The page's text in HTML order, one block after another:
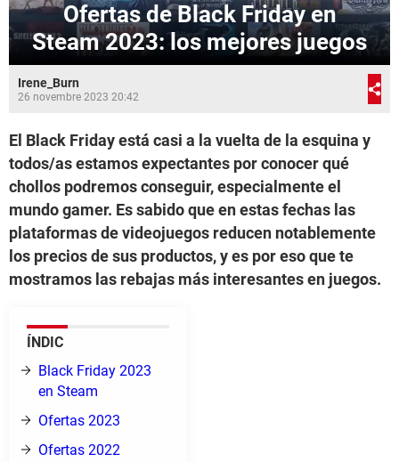
Ofertas de Black Friday en
Steam 2023: los mejores juegos
Irene_Burn
26 novembre 2023 20:42
El Black Friday está casi a la vuelta de la esquina y
todos/as estamos expectantes por conocer qué
chollos podremos conseguir, especialmente el
mundo gamer. Es sabido que en estas fechas las
plataformas de videojuegos reducen notablemente
los precios de sus productos, y es por eso que te
mostramos las rebajas más interesantes en juegos.
ÍNDIC
Black Friday 2023
en Steam
Ofertas 2023
Ofertas 2022